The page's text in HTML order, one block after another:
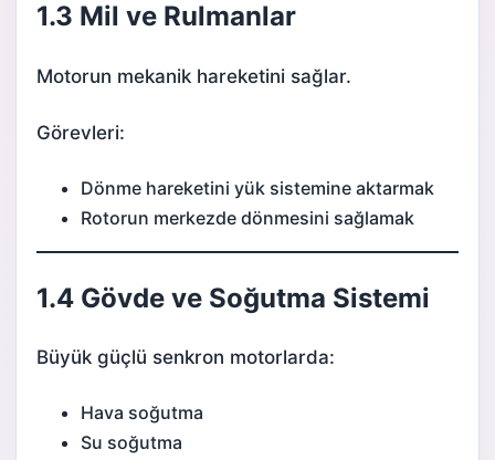
1.3 Mil ve Rulmanlar
Motorun mekanik hareketini sağlar.
Görevleri:
Dönme hareketini yük sistemine aktarmak
Rotorun merkezde dönmesini sağlamak
1.4 Gövde ve Soğutma Sistemi
Büyük güçlü senkron motorlarda:
Hava soğutma
Su soğutma